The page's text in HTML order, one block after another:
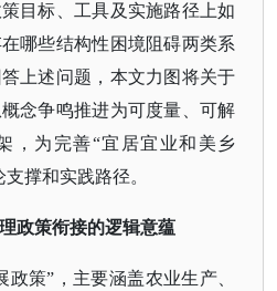
目标、工具及实施路径上如
哪些结构性困境阻碍两类系
上述问题，本文力图将关于
念争鸣推进为可度量、可解
，为完善“宜居宜业和美乡
撑和实践路径。
政策衔接的逻辑意蕴
政策”，主要涵盖农业生产、